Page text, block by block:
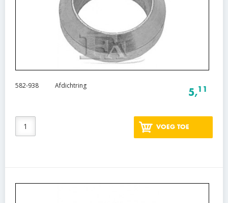
582-938 Afdichtring
5,11
VOEG TOE